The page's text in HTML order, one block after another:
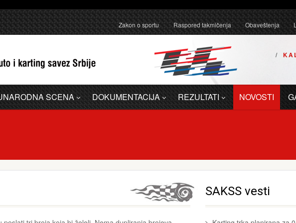
Zakon o sportu Raspored takmičenja Obaveštenja
SCENA DOKUMENTACIJA REZULTATI NOVOSTI
SAKSS vesti